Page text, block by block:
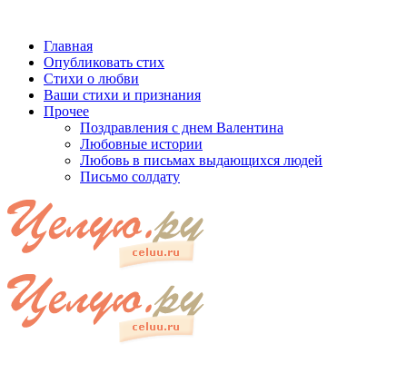
Главная
Опубликовать стих
Стихи о любви
Ваши стихи и признания
Прочее
Поздравления с днем Валентина
Любовные истории
Любовь в письмах выдающихся людей
Письмо солдату